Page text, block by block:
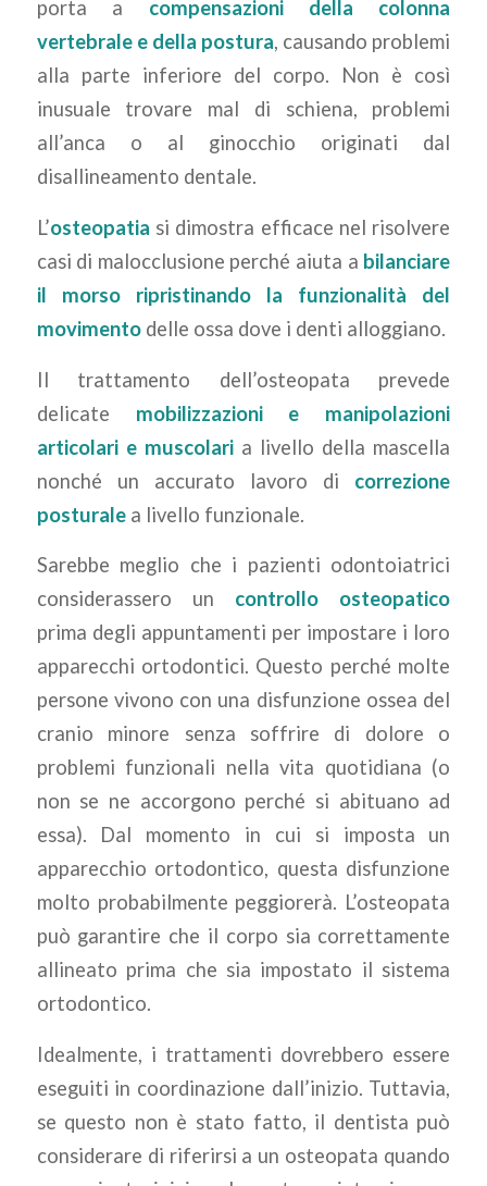
porta a compensazioni della colonna
vertebrale e della postura, causando problemi
alla parte inferiore del corpo. Non è così
inusuale trovare mal di schiena, problemi
all’anca o al ginocchio originati dal
disallineamento dentale.
L’osteopatia si dimostra efficace nel risolvere
casi di malocclusione perché aiuta a bilanciare
il morso
ripristinando la funzionalità del
movimentodelle ossa dove i denti alloggiano.
Il trattamento dell’osteopata prevede
delicate mobilizzazioni e manipolazioni
articolari e muscolaria livello della mascella
nonché un accurato lavoro di correzione
posturalea livello funzionale.
Sarebbe meglio che i pazienti odontoiatrici
considerassero un controllo osteopatico
prima degli appuntamenti per impostare i loro
apparecchi ortodontici. Questo perché molte
persone vivono con una disfunzione ossea del
cranio minore senza soffrire di dolore o
problemi funzionali nella vita quotidiana (o
non se ne accorgono perché si abituano ad
essa). Dal momento in cui si imposta un
apparecchio ortodontico, questa disfunzione
molto probabilmente peggiorerà. L’osteopata
può garantire che il corpo sia correttamente
allineato prima che sia impostato il sistema
ortodontico.
Idealmente, i trattamenti dovrebbero essere
eseguiti in coordinazione dall’inizio. Tuttavia,
se questo non è stato fatto, il dentista può
considerare di riferirsi a un osteopata quando